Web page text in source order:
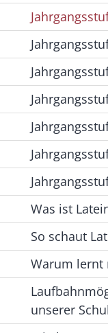
Was ist
So schaut
Warum lernt
unserer